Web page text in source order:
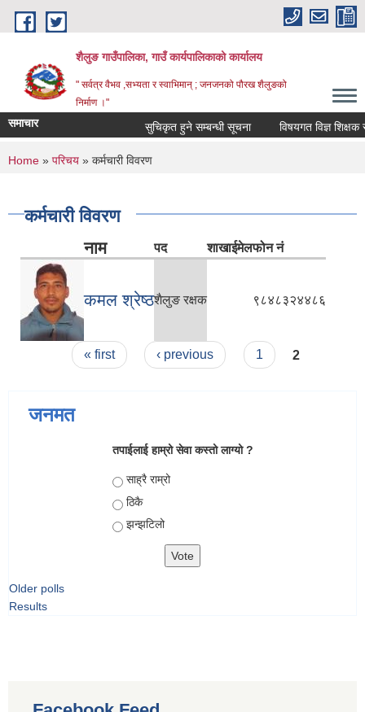
Skip to main content
शैलुङ गाउँपालिका, गाउँ कार्यपालिकाको कार्यालय
" सर्वत्र वैभव ,सभ्यता र स्वाभिमान् ; जनजनको पौरख शैलुङको
निर्माण ।"
समाचार सुचिकृत हुने सम्बन्धी सूचना विषयगत विज्ञ शिक्षक
You are here
Home » परिचय » कर्मचारी विवरण
कर्मचारी विवरण
नाम पद शाखाईमेलफोन नं
कमल श्रेष्ठशैलुङ रक्षक ९८४८३२४४८६
Pages« first ‹ previous 1 2
जनमत
तपाईलाई हाम्रो सेवा कस्तो लाग्यो ?
Choices
साह्रै राम्रो
ठिकै
झन्झटिलो
Older polls
Results